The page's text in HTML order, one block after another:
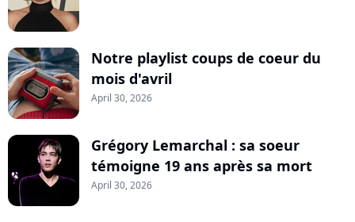
Notre playlist coups de coeur du
mois d'avril
April 30, 2026
Grégory Lemarchal : sa soeur
témoigne 19 ans après sa mort
April 30, 2026